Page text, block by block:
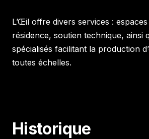
L’Œil offre divers services :
résidence, soutien technique, ainsi
spécialisés facilitant la production
toutes échelles.
Historique